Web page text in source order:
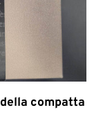
compatta